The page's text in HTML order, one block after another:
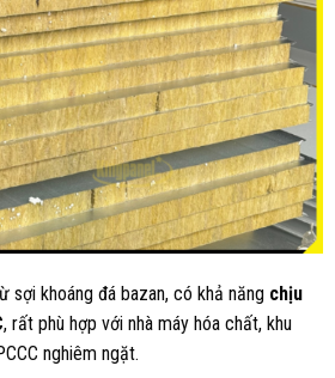
sợi khoáng đá bazan, có khả năng chịu
, rất phù hợp với nhà máy hóa chất, khu
nghiêm ngặt.